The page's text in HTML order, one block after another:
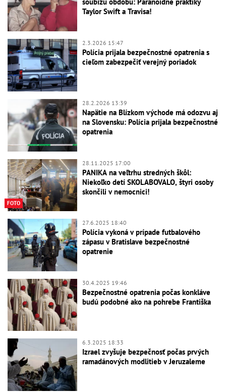
Taylor Swift a Travisa!
2.3.2026 15:47
Polícia prijala bezpečnostné opatrenia s
cieľom zabezpečiť verejný poriadok
28.2.2026 13:39
Napätie na Blízkom východe má odozvu aj
na Slovensku: Polícia prijala bezpečnostné
opatrenia
FOTO
28.11.2025 17:00
PANIKA na veľtrhu stredných škôl:
Niekoľko detí SKOLABOVALO, štyri osoby
skončili v nemocnici!
27.6.2025 18:40
Polícia vykoná v prípade futbalového
zápasu v Bratislave bezpečnostné
opatrenie
30.4.2025 19:46
Bezpečnostné opatrenia počas konkláve
budú podobné ako na pohrebe Františka
6.3.2025 18:33
Izrael zvyšuje bezpečnosť počas prvých
ramadánových modlitieb v Jeruzaleme